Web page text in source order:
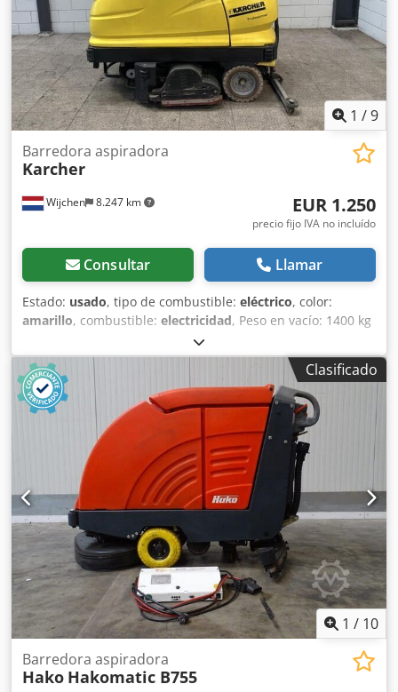
1 /9
Wijchen 8.247 km
Barredora aspiradora
Karcher
EUR 1.250
precio fijo IVA no incluído
Consultar Llamar
Estado: usado, tipo de combustible: eléctrico, color:
amarillo, combustible: electricidad, Peso en vacío: 1400 kg
Dimensiones (largo x ancho x alto): 193 x 130 x 155 cm -
Documentación disponible: Sí - Tipo de documentación:
Manual de usuario - Marcado CE: Sí - Certificado CE: No -
Tipo de transmisión: Eléctrica Djdszlihxspfx Ai Uskr - Ancho
de trabajo: 1200 mm - Tipo: Máquina fregadora -
Información de la batería: - Marca/tipo: 7 HPZS 630 - Año
de fabricación de la batería: 2010 - Capacidad: 630 Ah -
Voltaje de la batería: 36 V - Dimensiones de transporte:
1930 mm x 1300 mm x 1550 mm (largo x ancho x alto) -
Peso de transporte [kg]: 1400 kg - Unidades de embalaje
para transporte: 1 Información financiera IVA: El precio
indicado no incluye el IVA IVA/régimen de recargo del IVA:
El IVA es deducible para empresas Entrega y aceptación de
vehículos usados posibles en cualquier momento para
todos los productos del sector industrial Tess van den
Boom
Clasificado
1 / 10
Barredora aspiradora
Hako Hakomatic B755